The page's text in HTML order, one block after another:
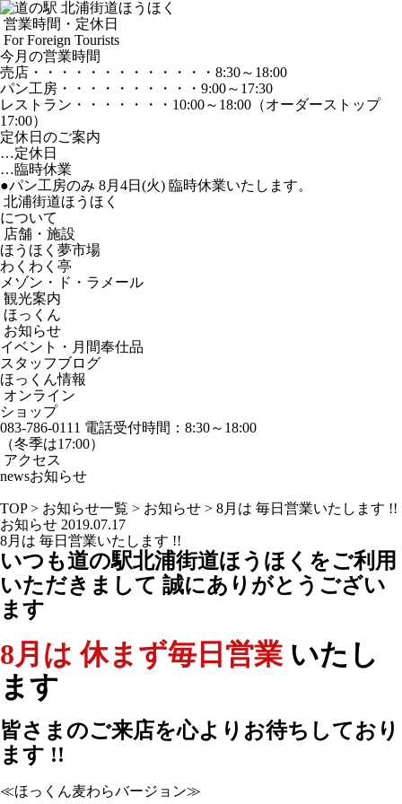
営業時間・定休日
For Foreign Tourists
今月の営業時間
売店 ・・・・・・・・・・・・・ 8:30～18:00
パン工房 ・・・・・・・・・・ 9:00～17:30
レストラン ・・・・・・・ 10:00～18:00 （オーダーストップ
17:00）
定休日のご案内
…定休日
…臨時休業
●パン工房のみ 8月4日(火) 臨時休業いたします。
北浦街道ほうほく
について
店舗・施設
ほうほく夢市場
わくわく亭
メゾン・ド・ラメール
観光案内
ほっくん
お知らせ
イベント・月間奉仕品
スタッフブログ
ほっくん情報
オンライン
ショップ
083-786-0111 電話受付時間：8:30～18:00
（冬季は17:00）
アクセス
newsお知らせ
TOP> お知らせ一覧 > お知らせ > 8月は 毎日営業いたします !!
お知らせ 2019.07.17
8月は 毎日営業いたします !!
いつも道の駅北浦街道ほうほくをご利用
いただきまして 誠にありがとうござい
ます
8月は 休まず毎日営業 いたし
ます
皆さまのご来店を心よりお待ちしており
ます !!
≪ほっくん麦わらバージョン≫